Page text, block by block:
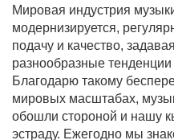
Мировая индустрия
модернизируется,
подачу и качество,
разнообразные
Благодарю такому
мировых масштабах,
обошли стороной и нашу
эстраду. Ежегодно мы